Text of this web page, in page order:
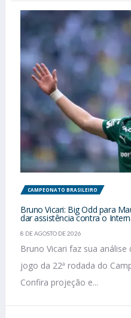
CAMPEONATO BRASILEIRO
Bruno Vicari: Big Odd para
dar assistência contra o
8 DE AGOSTO DE 2026
Bruno Vicari faz sua
jogo da 22ª rodada do
Confira projeção e...